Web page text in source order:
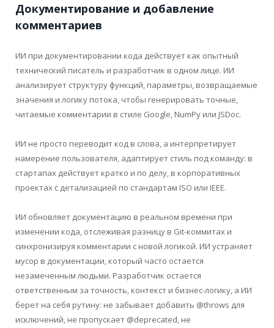
Документирование и добавление
комментариев
ИИ при документировании кода действует как опытный
технический писатель и разработчик в одном лице. ИИ
анализирует структуру функций, параметры, возвращаемые
значения и логику потока, чтобы генерировать точные,
читаемые комментарии в стиле Google, NumPy или JSDoc.
ИИ не просто переводит код в слова, а интерпретирует
намерение пользователя, адаптирует стиль под команду: в
стартапах действует кратко и по делу, в корпоративных
проектах с детализацией по стандартам ISO или IEEE.
ИИ обновляет документацию в реальном времени при
изменении кода, отслеживая разницу в Git-коммитах и
синхронизируя комментарии с новой логикой. ИИ устраняет
мусор в документации, который часто остается
незамеченным людьми. Разработчик остается
ответственным за точность, контекст и бизнес-логику, а ИИ
берет на себя рутину: не забывает добавить @throws для
исключений, не пропускает @deprecated, не